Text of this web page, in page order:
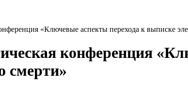
«Ключевые аспекты перехода к выписке
конференция
смерти»